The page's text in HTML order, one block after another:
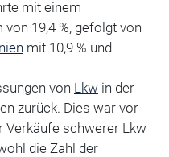
mit einem
19,4 %, gefolgt von
mit 10,9 % und
von Lkw in der
zurück. Dies war vor
Verkäufe schwerer Lkw
die Zahl der